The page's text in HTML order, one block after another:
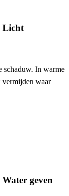
Licht
schaduw. In warme
vermijden waar
Water geven